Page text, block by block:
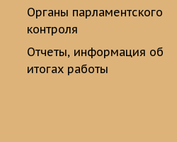
Органы парламентского
контроля
Отчеты, информация об
итогах работы